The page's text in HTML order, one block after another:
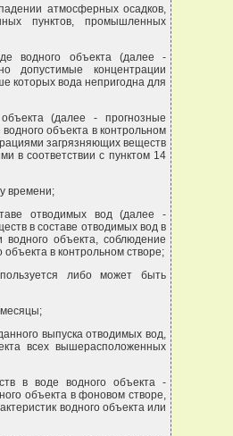
атмосферных осадков,
пунктов, промышленных
водного объекта (далее -
допустимые концентрации
которых вода непригодна для
(далее - прогнозные
объекта в контрольном
загрязняющих веществ
в соответствии с пунктом 14
времени;
отводимых вод (далее -
в составе отводимых вод в
объекта, соблюдение
в контрольном створе;
либо может быть
месяцы;
выпуска отводимых вод,
всех вышерасположенных
в воде водного объекта -
объекта в фоновом створе,
водного объекта или